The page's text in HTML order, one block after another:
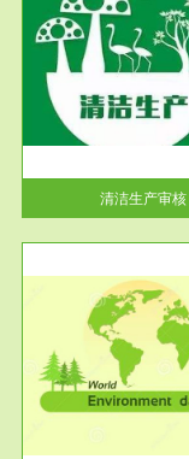
清洁生产审核
服务范
安全评价
安全评价安全评价
分析和预测工程、系
营活...
服务范
VOCs在线
根据《重点区域